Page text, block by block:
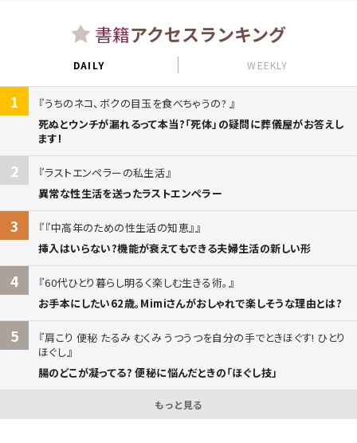
書籍アクセスランキング
DAILY WEEKLY
1
うちのネコ、ボクの目玉を食べちゃうの?
死ぬとウンチが漏れるって本当?「死体」の疑問に葬儀屋がお答えし
ます!
2
ラストエンペラーの私生活
異常な性生活を送ったラストエンペラー
3
『中高年のための性生活の知恵』
挿入はいらない?機能が衰えてもできる夫婦生活の新しい形
4
60代ひとり暮らし明るく楽しむ生きる術。
お手本にしたい62歳。Mimiさんがおしゃれで楽しそうな理由とは?
5
肩こり 便秘 たるみ むくみ うつうつを自分の手でときほぐす! ひとり
ほぐし
腸のどこが凝ってる? 便秘に悩んだときの「ほぐし技」
もっと見る